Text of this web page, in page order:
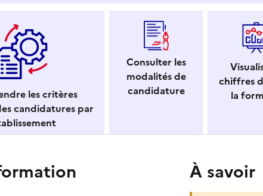
les critères
candidatures par
Consulter les
modalités de
candidature
chiffres
la
À savoir